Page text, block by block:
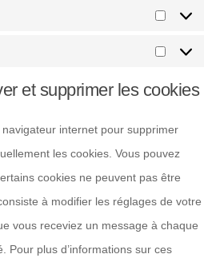
et supprimer les cookies
internet pour supprimer
les cookies. Vous pouvez
cookies ne peuvent pas être
à modifier les réglages de votre
vous receviez un message à chaque
Pour plus d’informations sur ces